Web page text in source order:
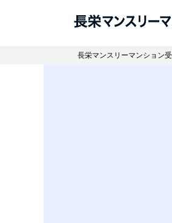
長栄マンスリーマンション